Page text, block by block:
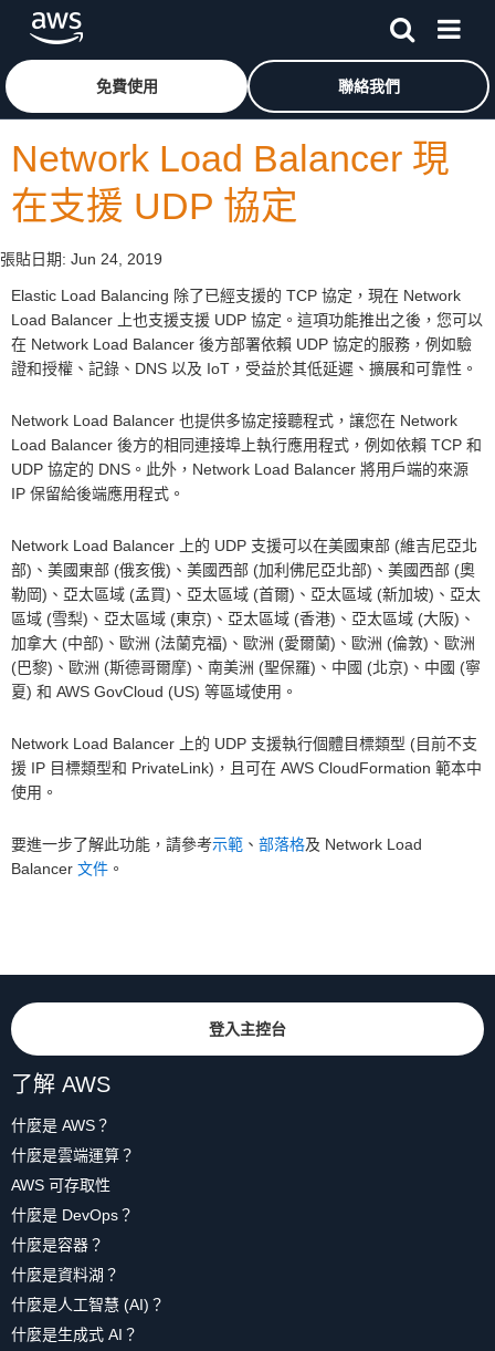
跳至主要內容按一下這裡可返回 Amazon Web Services 首頁
免費使用 聯絡我們
Network Load Balancer 現
在支援 UDP 協定
張貼日期: Jun 24, 2019
Elastic Load Balancing 除了已經支援的 TCP 協定，現在 Network
Load Balancer 上也支援支援 UDP 協定。這項功能推出之後，您可以
在 Network Load Balancer 後方部署依賴 UDP 協定的服務，例如驗
證和授權、記錄、DNS 以及 IoT，受益於其低延遲、擴展和可靠性。
Network Load Balancer 也提供多協定接聽程式，讓您在 Network
Load Balancer 後方的相同連接埠上執行應用程式，例如依賴 TCP 和
UDP 協定的 DNS。此外，Network Load Balancer 將用戶端的來源
IP 保留給後端應用程式。
Network Load Balancer 上的 UDP 支援可以在美國東部 (維吉尼亞北
部)、美國東部 (俄亥俄)、美國西部 (加利佛尼亞北部)、美國西部 (奧
勒岡)、亞太區域 (孟買)、亞太區域 (首爾)、亞太區域 (新加坡)、亞太
區域 (雪梨)、亞太區域 (東京)、亞太區域 (香港)、亞太區域 (大阪)、
加拿大 (中部)、歐洲 (法蘭克福)、歐洲 (愛爾蘭)、歐洲 (倫敦)、歐洲
(巴黎)、歐洲 (斯德哥爾摩)、南美洲 (聖保羅)、中國 (北京)、中國 (寧
夏) 和 AWS GovCloud (US) 等區域使用。
Network Load Balancer 上的 UDP 支援執行個體目標類型 (目前不支
援 IP 目標類型和 PrivateLink)，且可在 AWS CloudFormation 範本中
使用。
要進一步了解此功能，請參考示範 、 部落格及 Network Load
Balancer 文件 。
登入主控台
了解 AWS
什麼是 AWS？
什麼是雲端運算？
AWS 可存取性
什麼是 DevOps？
什麼是容器？
什麼是資料湖？
什麼是人工智慧 (AI)？
什麼是生成式 AI？